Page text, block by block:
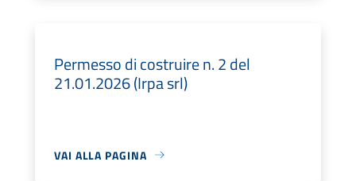
Permesso di costruire n. 2 del
21.01.2026 (Irpa srl)
VAI ALLA PAGINA